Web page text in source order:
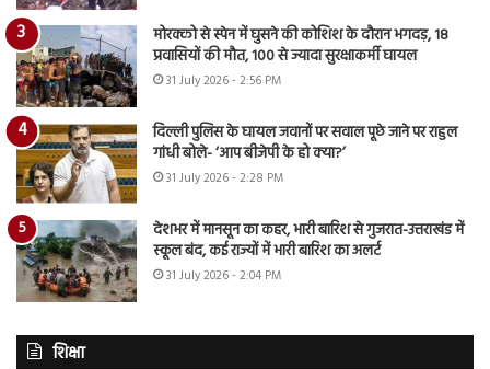
मोरक्को से स्पेन में घुसने की कोशिश के दौरान भगदड़, 18
प्रवासियों की मौत, 100 से ज्यादा सुरक्षाकर्मी घायल
31 July 2026 - 2:56 PM
दिल्ली पुलिस के घायल जवानों पर सवाल पूछे जाने पर राहुल
गांधी बोले- ‘आप बीजेपी के हो क्या?’
31 July 2026 - 2:28 PM
देशभर में मानसून का कहर, भारी बारिश से गुजरात-उत्तराखंड में
स्कूल बंद, कई राज्यों में भारी बारिश का अलर्ट
31 July 2026 - 2:04 PM
शिक्षा